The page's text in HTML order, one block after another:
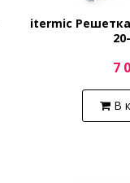
itermic
7
В